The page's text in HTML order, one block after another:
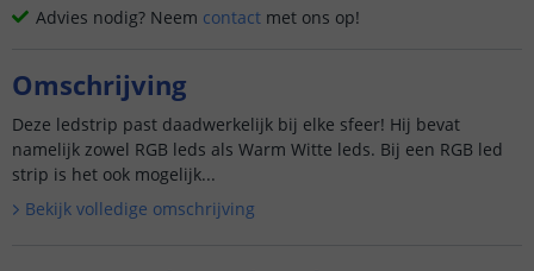
Advies nodig? Neem contact met ons op!
Omschrijving
Deze ledstrip past daadwerkelijk bij elke sfeer! Hij bevat
namelijk zowel RGB leds als Warm Witte leds. Bij een RGB led
strip is het ook mogelijk...
Bekijk volledige omschrijving